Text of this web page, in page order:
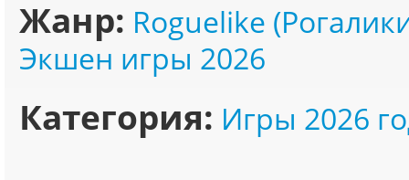
Жанр: Roguelike
Экшен игры 2026
Категория: Игры 2026